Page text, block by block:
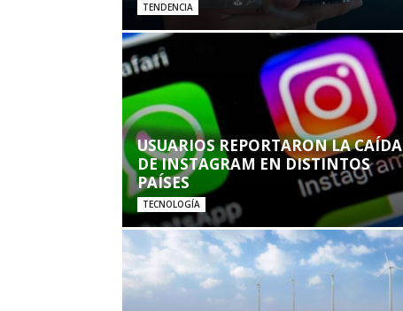
TENDENCIA
USUARIOS REPORTARON LA CAÍDA
DE INSTAGRAM EN DISTINTOS
PAÍSES
TECNOLOGÍA